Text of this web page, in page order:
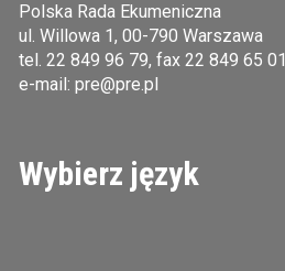
Polska Rada Ekumeniczna
ul. Willowa 1, 00-790 Warszawa
tel. 22 849 96 79, fax 22 849 65 01
e-mail: pre@pre.pl
Wybierz język